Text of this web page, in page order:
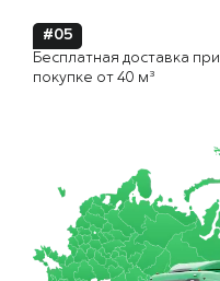
#05
Бесплатная доставка при
покупке от 40 м³